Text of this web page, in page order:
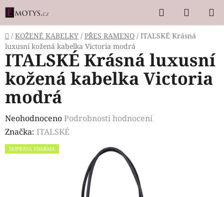
Přejít
na
obsah
Hledat
KOŠÍK
Domů
/ KOŽENÉ KABELKY / PŘES RAMENO / ITALSKÉ Krásná
luxusní kožená kabelka Victoria modrá
ITALSKÉ Krásná luxusní
kožená kabelka Victoria
modrá
Průměrné
hodnocení
produktu
NeohodnocenoPodrobnosti hodnocení
Značka: ITALSKÉ
DOPRAVA ZDARMA